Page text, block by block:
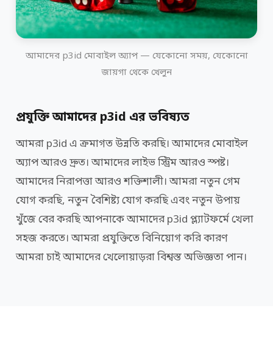
আমাদের p3id মোবাইল অ্যাপ — যেকোনো সময়, যেকোনো
জায়গা থেকে খেলুন
প্রযুক্তি আমাদের p3id এর ভবিষ্যত
আমরা p3id এ ক্রমাগত উন্নতি করছি। আমাদের মোবাইল
অ্যাপ আরও দ্রুত। আমাদের লাইভ স্ট্রিম আরও স্পষ্ট।
আমাদের নিরাপত্তা আরও শক্তিশালী। আমরা নতুন গেম
যোগ করছি, নতুন বৈশিষ্ট্য যোগ করছি এবং নতুন উপায়
খুঁজে বের করছি আপনাকে আমাদের p3id প্ল্যাটফর্মে খেলা
সহজ করতে। আমরা প্রযুক্তিতে বিনিয়োগ করি কারণ
আমরা চাই আমাদের খেলোয়াড়রা বিশ্বস্ত অভিজ্ঞতা পান।